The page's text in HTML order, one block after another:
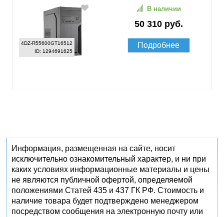
4DZ-R55600GT16512
ID: 1294691625
50 310 руб.
В наличии
Подробнее
Информация, размещенная на сайте, носит
исключительно ознакомительный характер, и ни при
каких условиях информационные материалы и цены
не являются публичной офертой, определяемой
положениями Статей 435 и 437 ГК РФ. Стоимость и
наличие товара будет подтверждено менеджером
посредством сообщения на электронную почту или